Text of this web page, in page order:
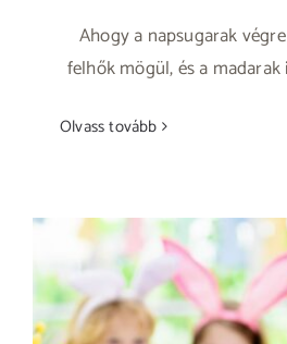
Ahogy a napsugarak
felhők mögül, és a
Olvass tovább